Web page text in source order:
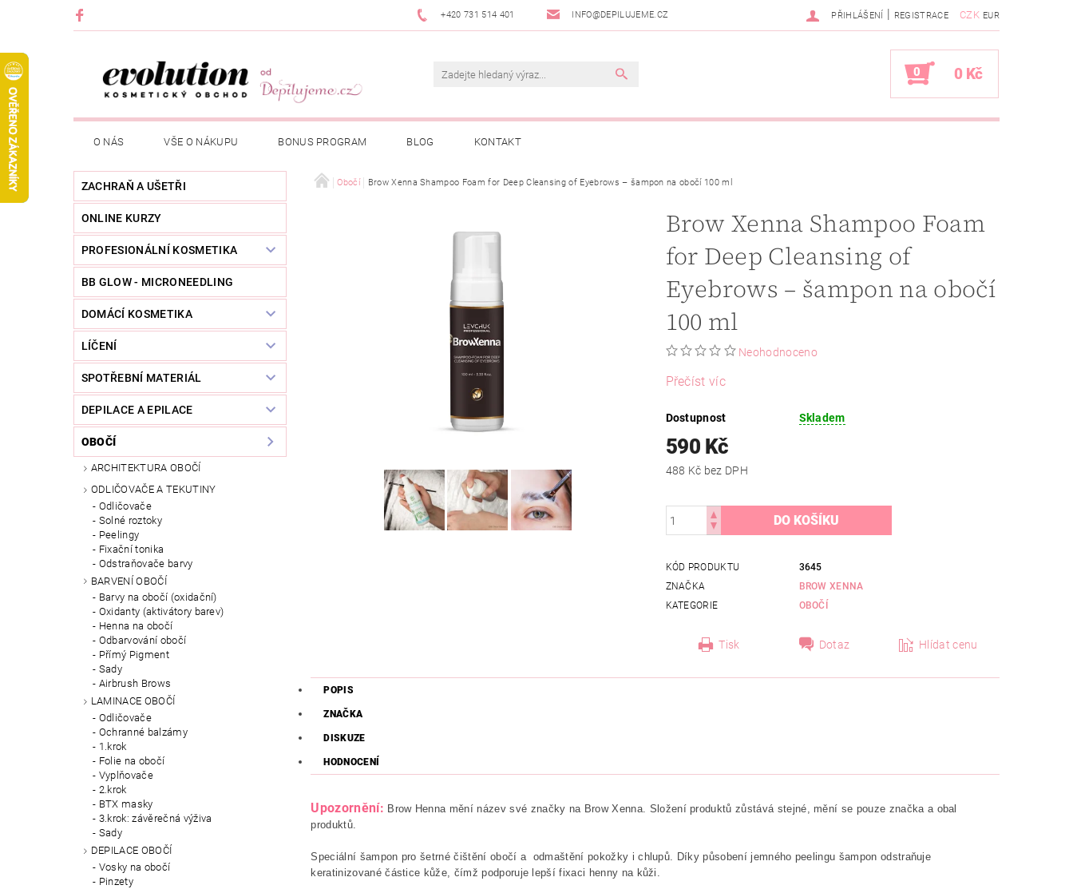
+420 731 514 401 INFO@DEPILUJEME.CZ CZK EUR
PŘIHLÁŠENÍ | REGISTRACE
0 0 Kč
O NÁS VŠE O NÁKUPU BONUS PROGRAM BLOG KONTAKT
ZACHRAŇ A UŠETŘI
ONLINE KURZY
PROFESIONÁLNÍ KOSMETIKA
BB GLOW - MICRONEEDLING
DOMÁCÍ KOSMETIKA
LÍČENÍ
SPOTŘEBNÍ MATERIÁL
DEPILACE A EPILACE
OBOČÍ
ARCHITEKTURA OBOČÍ
ODLIČOVAČE A TEKUTINY
Odličovače
Solné roztoky
Peelingy
Fixační tonika
Odstraňovače barvy
BARVENÍ OBOČÍ
Barvy na obočí (oxidační)
Oxidanty (aktivátory barev)
Henna na obočí
Odbarvování obočí
Přímý Pigment
Sady
Airbrush Brows
LAMINACE OBOČÍ
Odličovače
Ochranné balzámy
1.krok
Folie na obočí
Vyplňovače
2.krok
BTX masky
3.krok: závěrečná výživa
Sady
DEPILACE OBOČÍ
Vosky na obočí
Pinzety
Obočí Brow Xenna Shampoo Foam for Deep Cleansing of Eyebrows – šampon na obočí 100 ml
Brow Xenna Shampoo Foam
for Deep Cleansing of
Eyebrows – šampon na obočí
100 ml
Neohodnoceno
Přečíst víc
Dostupnost Skladem
590 Kč
488 Kč bez DPH
KÓD PRODUKTU
3645
ZNAČKA
BROW XENNA
KATEGORIE
OBOČÍ
Tisk Dotaz Hlídat cenu
POPIS
ZNAČKA
DISKUZE
HODNOCENÍ
Upozornění: Brow Henna mění název své značky na Brow Xenna. Složení produktů zůstává stejné, mění se pouze značka a obal
produktů.
Speciální šampon pro šetrné čištění obočí a odmaštění pokožky i chlupů. Díky působení jemného peelingu šampon odstraňuje
keratinizované částice kůže, čímž podporuje lepší fixaci henny na kůži.